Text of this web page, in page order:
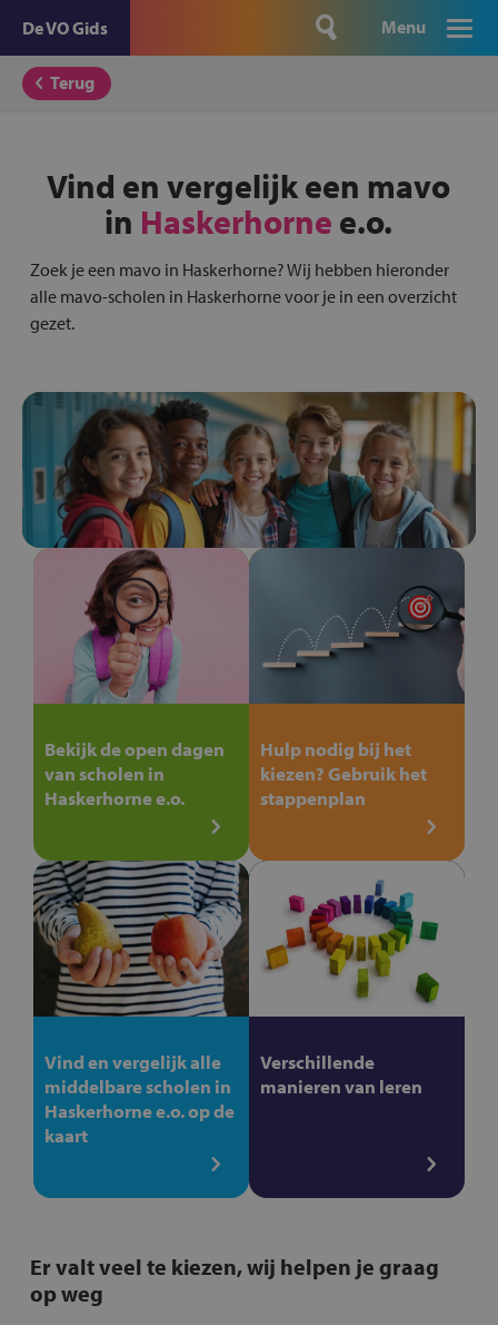
De VO Gids Menu
Terug
Vind en vergelijk een mavo
in Haskerhorne e.o.
Zoek je een mavo in Haskerhorne? Wij hebben hieronder
alle mavo-scholen in Haskerhorne voor je in een overzicht
gezet.
Bekijk de open dagen
van scholen in
Haskerhorne e.o.
Hulp nodig bij het
kiezen? Gebruik het
stappenplan
Vind en vergelijk alle
middelbare scholen in
Haskerhorne e.o. op de
kaart
Verschillende
manieren van leren
Er valt veel te kiezen, wij helpen je graag
op weg